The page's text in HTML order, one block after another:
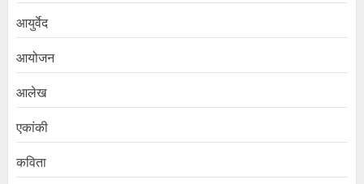
आयुर्वेद
आयोजन
आलेख
एकांकी
कविता